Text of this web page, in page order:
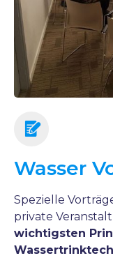
Wasser
Spezielle
private
wichtigsten